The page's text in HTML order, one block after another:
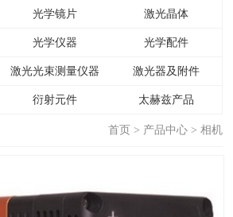
光学镜片 激光晶体
光学仪器 光学配件
激光光束测量仪器 激光器及附件
衍射元件 太赫兹产品
首页 > 产品中心> 相机